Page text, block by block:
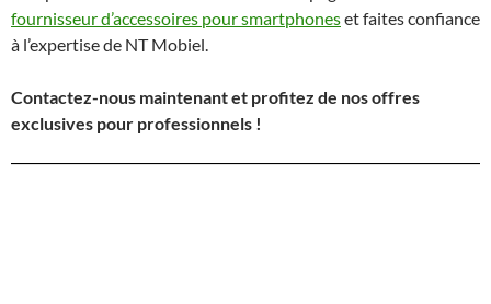
fournisseur d’accessoires pour smartphoneset faites confiance
à l’expertise de NT Mobiel.
Contactez-nous maintenant et profitez de nos offres
exclusives pour professionnels !